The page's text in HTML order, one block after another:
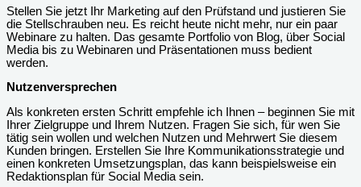
Stellen Sie jetzt Ihr Marketing auf den Prüfstand und justieren Sie
die Stellschrauben neu. Es reicht heute nicht mehr, nur ein paar
Webinare zu halten. Das gesamte Portfolio von Blog, über Social
Media bis zu Webinaren und Präsentationen muss bedient
werden.
Nutzenversprechen
Als konkreten ersten Schritt empfehle ich Ihnen – beginnen Sie mit
Ihrer Zielgruppe und Ihrem Nutzen. Fragen Sie sich, für wen Sie
tätig sein wollen und welchen Nutzen und Mehrwert Sie diesem
Kunden bringen. Erstellen Sie Ihre Kommunikationsstrategie und
einen konkreten Umsetzungsplan, das kann beispielsweise ein
Redaktionsplan für Social Media sein.